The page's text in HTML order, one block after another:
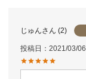
じゅん 2
投稿日 2021/03/06